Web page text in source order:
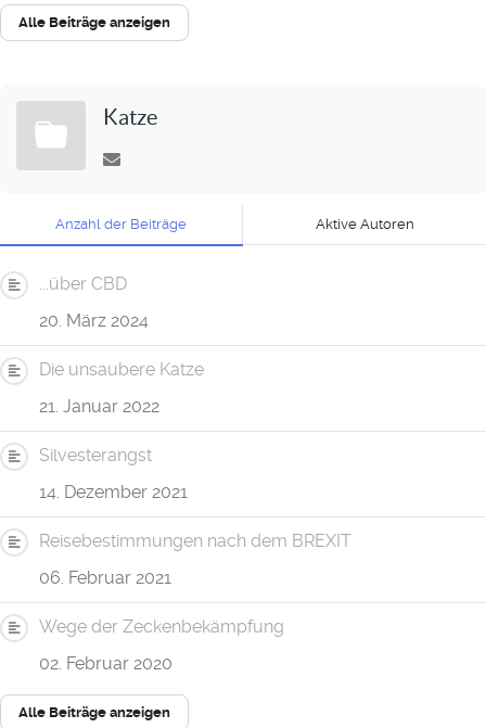
Alle Beiträge anzeigen
Katze
Anzahl der Beiträge Aktive Autoren
...über CBD
20. März 2024
Die unsaubere Katze
21. Januar 2022
Silvesterangst
14. Dezember 2021
Reisebestimmungen nach dem BREXIT
06. Februar 2021
Wege der Zeckenbekämpfung
02. Februar 2020
Alle Beiträge anzeigen